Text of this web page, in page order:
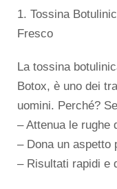
1. Tossina
Fresco
La tossina
Botox, è uno dei
uomini. Perché?
– Attenua le rughe
– Dona un aspetto
– Risultati rapidi e